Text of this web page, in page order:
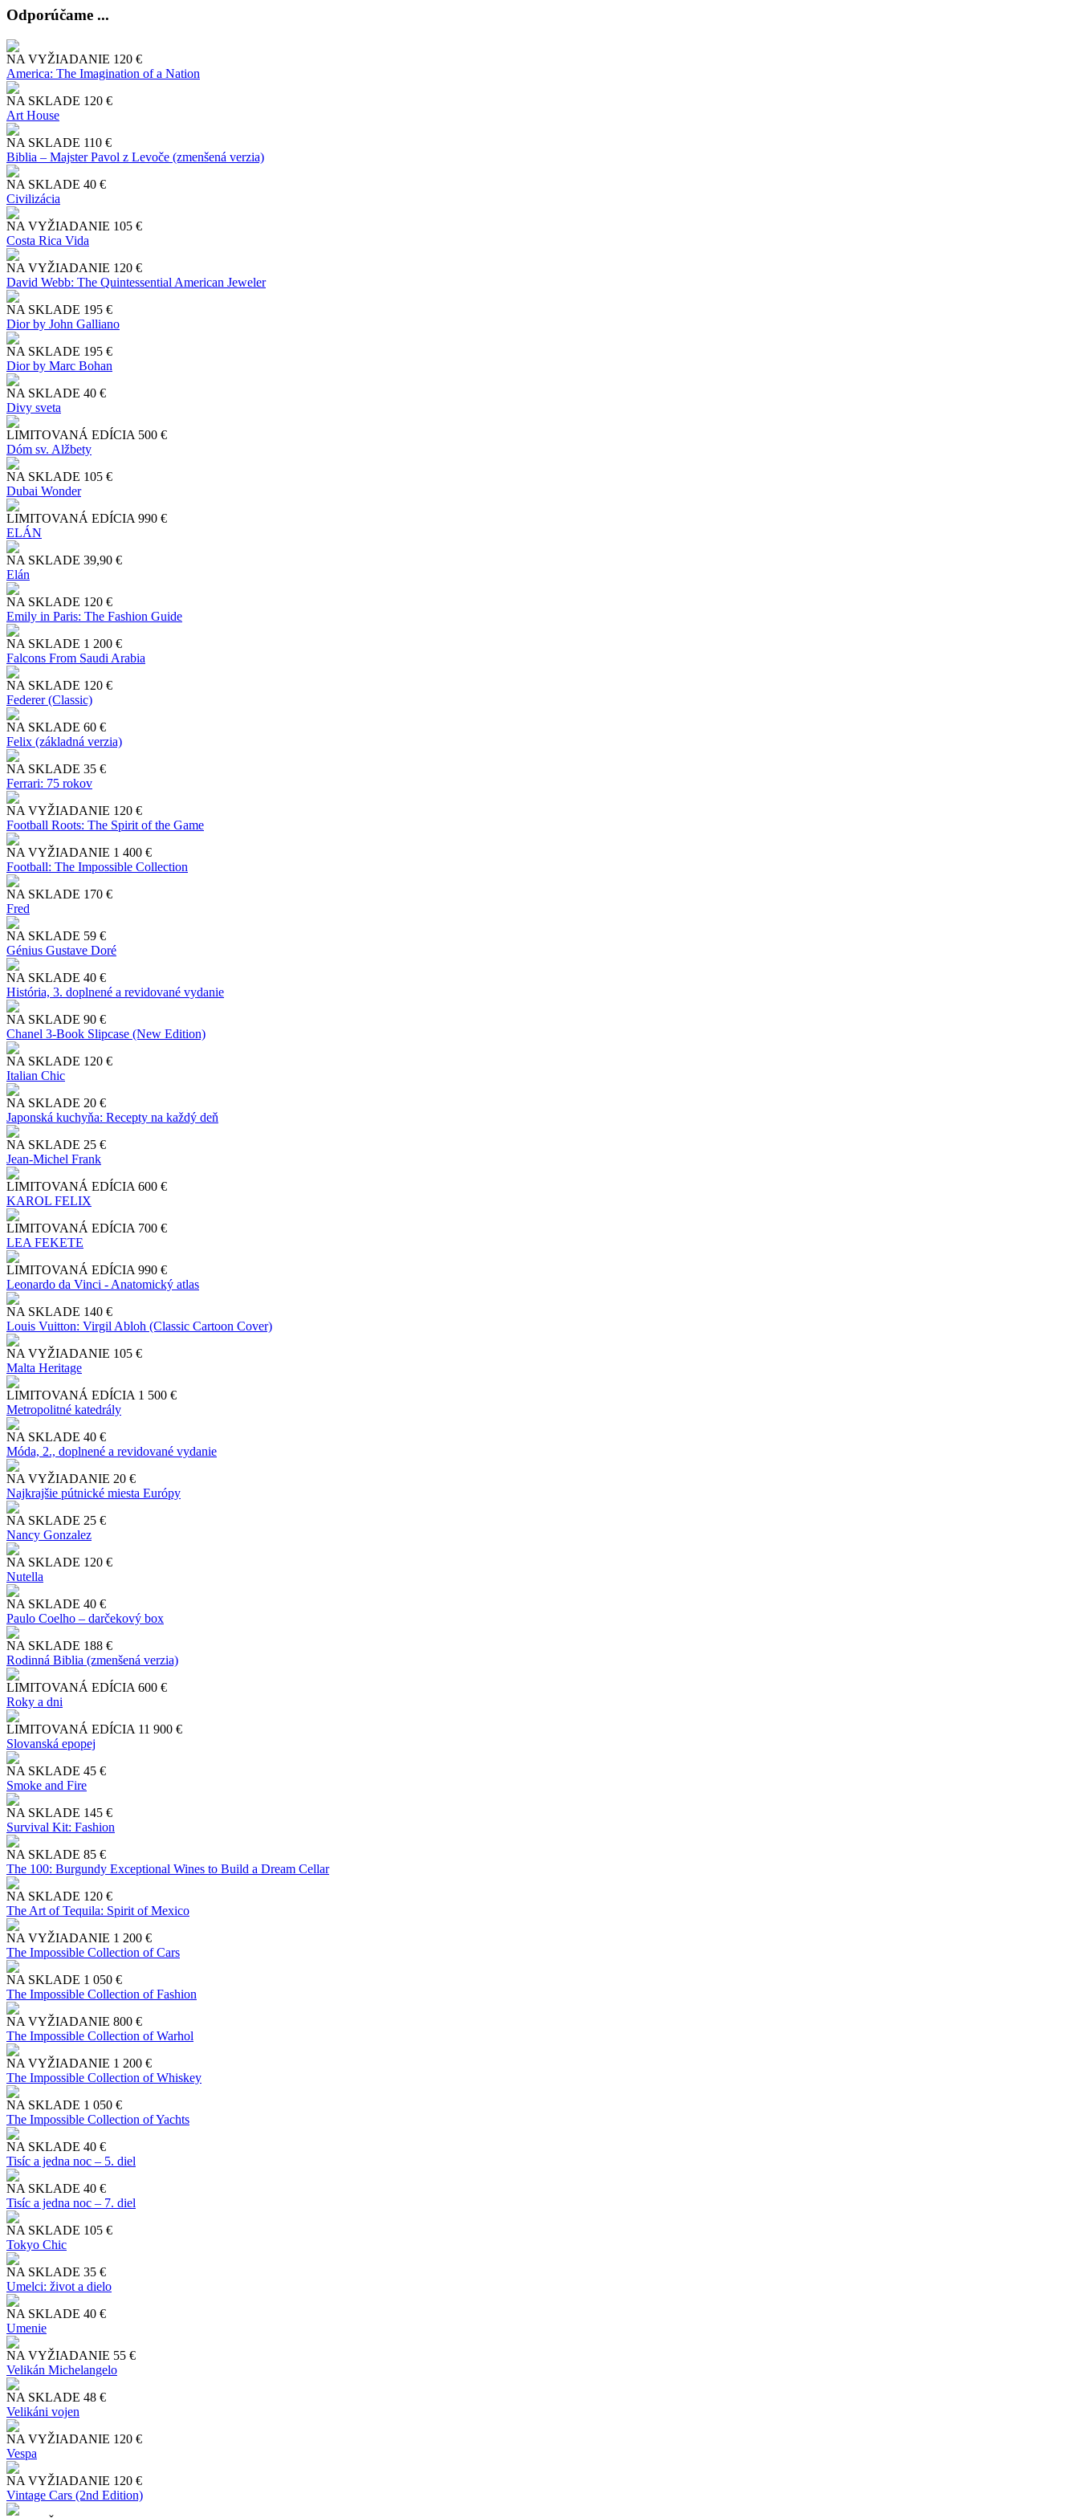
Odporúčame ...
NA VYŽIADANIE 120 €
America: The Imagination of a Nation
NA SKLADE 120 €
Art House
NA SKLADE 110 €
Biblia – Majster Pavol z Levoče (zmenšená verzia)
NA SKLADE 40 €
Civilizácia
NA VYŽIADANIE 105 €
Costa Rica Vida
NA VYŽIADANIE 120 €
David Webb: The Quintessential American Jeweler
NA SKLADE 195 €
Dior by John Galliano
NA SKLADE 195 €
Dior by Marc Bohan
NA SKLADE 40 €
Divy sveta
LIMITOVANÁ EDÍCIA 500 €
Dóm sv. Alžbety
NA SKLADE 105 €
Dubai Wonder
LIMITOVANÁ EDÍCIA 990 €
ELÁN
NA SKLADE 39,90 €
Elán
NA SKLADE 120 €
Emily in Paris: The Fashion Guide
NA SKLADE 1 200 €
Falcons From Saudi Arabia
NA SKLADE 120 €
Federer (Classic)
NA SKLADE 60 €
Felix (základná verzia)
NA SKLADE 35 €
Ferrari: 75 rokov
NA VYŽIADANIE 120 €
Football Roots: The Spirit of the Game
NA VYŽIADANIE 1 400 €
Football: The Impossible Collection
NA SKLADE 170 €
Fred
NA SKLADE 59 €
Génius Gustave Doré
NA SKLADE 40 €
História, 3. doplnené a revidované vydanie
NA SKLADE 90 €
Chanel 3-Book Slipcase (New Edition)
NA SKLADE 120 €
Italian Chic
NA SKLADE 20 €
Japonská kuchyňa: Recepty na každý deň
NA SKLADE 25 €
Jean-Michel Frank
LIMITOVANÁ EDÍCIA 600 €
KAROL FELIX
LIMITOVANÁ EDÍCIA 700 €
LEA FEKETE
LIMITOVANÁ EDÍCIA 990 €
Leonardo da Vinci - Anatomický atlas
NA SKLADE 140 €
Louis Vuitton: Virgil Abloh (Classic Cartoon Cover)
NA VYŽIADANIE 105 €
Malta Heritage
LIMITOVANÁ EDÍCIA 1 500 €
Metropolitné katedrály
NA SKLADE 40 €
Móda, 2., doplnené a revidované vydanie
NA VYŽIADANIE 20 €
Najkrajšie pútnické miesta Európy
NA SKLADE 25 €
Nancy Gonzalez
NA SKLADE 120 €
Nutella
NA SKLADE 40 €
Paulo Coelho – darčekový box
NA SKLADE 188 €
Rodinná Biblia (zmenšená verzia)
LIMITOVANÁ EDÍCIA 600 €
Roky a dni
LIMITOVANÁ EDÍCIA 11 900 €
Slo​vanská epopej
NA SKLADE 45 €
Smoke and Fire
NA SKLADE 145 €
Survival Kit: Fashion
NA SKLADE 85 €
The 100: Burgundy Exceptional Wines to Build a Dream Cellar
NA SKLADE 120 €
The Art of Tequila: Spirit of Mexico
NA VYŽIADANIE 1 200 €
The Impossible Collection of Cars
NA SKLADE 1 050 €
The Impossible Collection of Fashion
NA VYŽIADANIE 800 €
The Impossible Collection of Warhol
NA VYŽIADANIE 1 200 €
The Impossible Collection of Whiskey
NA SKLADE 1 050 €
The Impossible Collection of Yachts
NA SKLADE 40 €
Tisíc a jedna noc – 5. diel
NA SKLADE 40 €
Tisíc a jedna noc – 7. diel
NA SKLADE 105 €
Tokyo Chic
NA SKLADE 35 €
Umelci: život a dielo
NA SKLADE 40 €
Umenie
NA VYŽIADANIE 55 €
Velikán Michelangelo
NA SKLADE 48 €
Velikáni vojen
NA VYŽIADANIE 120 €
Vespa
NA VYŽIADANIE 120 €
Vintage Cars (2nd Edition)